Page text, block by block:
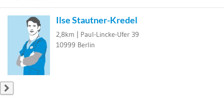
Ilse Stautner-Kredel
2,8km | Paul-Lincke-Ufer 39
10999 Berlin